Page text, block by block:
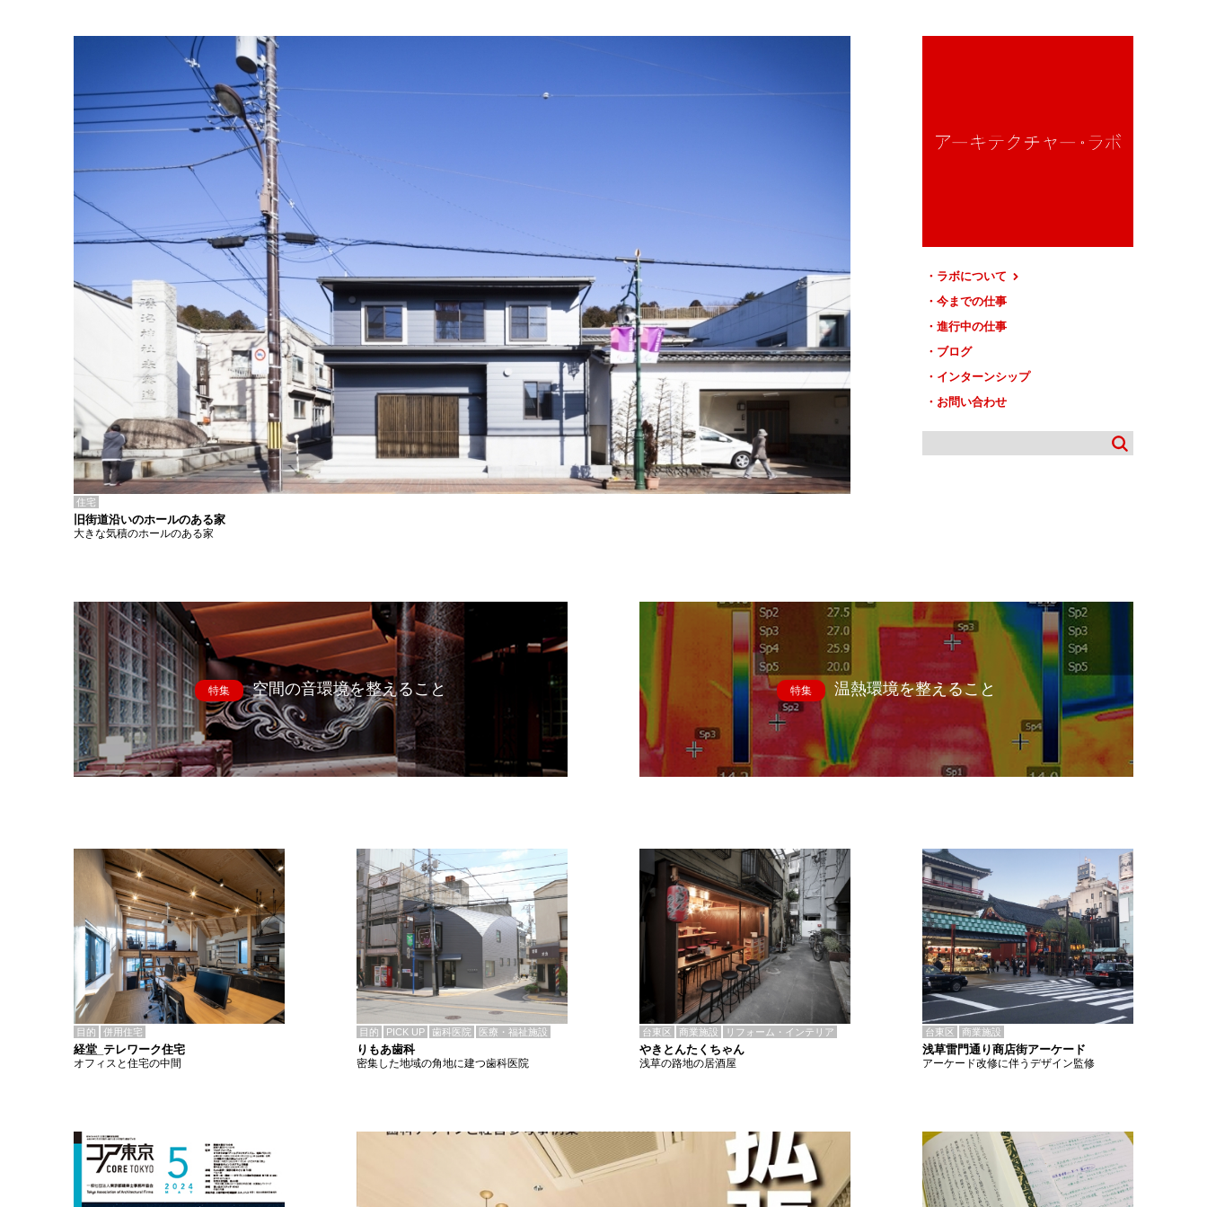
ラボについて
今までの仕事
進行中の仕事
ブログ
インターンシップ
お問い合わせ
住宅
旧街道沿いのホールのある家
大きな気積のホールのある家
特集 空間の音環境を整えること 特集 温熱環境を整えること
目的 併用住宅
経堂_テレワーク住宅
オフィスと住宅の中間
目的 PICK UP 歯科医院 医療・福祉施設
りもあ歯科
密集した地域の角地に建つ歯科医院
台東区 商業施設 リフォーム・インテリア
やきとんたくちゃん
浅草の路地の居酒屋
台東区 商業施設
浅草雷門通り商店街アーケード
アーケード改修に伴うデザイン監修